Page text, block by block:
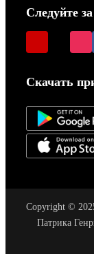
Следуйте
Скачать
Copyright ©
Патрика